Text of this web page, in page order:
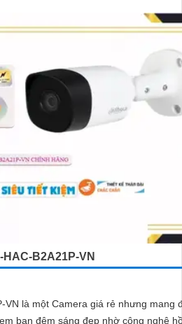
B2A21P-VN
VN là một Camera giá rẻ nhưng mang